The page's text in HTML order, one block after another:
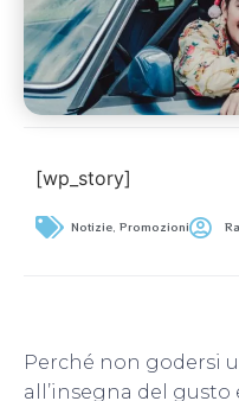
[wp_story]
Notizie, Promozioni
Perché non godersi
all’insegna del gusto